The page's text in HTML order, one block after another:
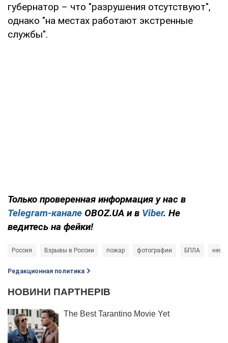
губернатор – что "разрушения отсутствуют",
однако "на местах работают экстренные
службы".
Только проверенная информация у нас в
Telegram-канале OBOZ.UA и в Viber. Не
ведитесь на фейки!
Россия Взрывы в России пожар фотографии БПЛА
Редакционная политика